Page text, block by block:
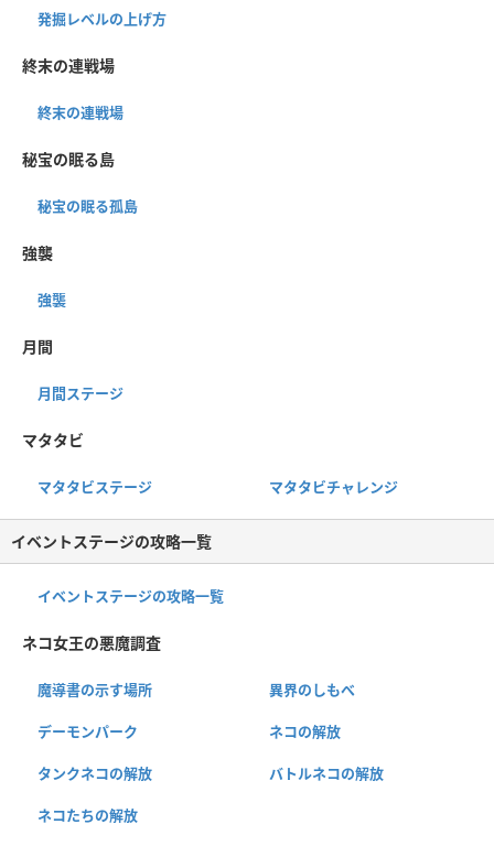
発掘レベルの上げ方
終末の連戦場
終末の連戦場
秘宝の眠る島
秘宝の眠る孤島
強襲
強襲
月間
月間ステージ
マタタビ
マタタビステージ マタタビチャレンジ
イベントステージの攻略一覧
イベントステージの攻略一覧
ネコ女王の悪魔調査
魔導書の示す場所 異界のしもべ
デーモンパーク ネコの解放
タンクネコの解放 バトルネコの解放
ネコたちの解放